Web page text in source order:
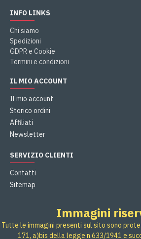
INFO LINKS
Chi siamo
Spedizioni
GDPR e Cookie
Termini e condizioni
IL MIO ACCOUNT
Il mio account
Storico ordini
Affiliati
Newsletter
SERVIZIO CLIENTI
Contatti
Sitemap
Immagini
Tutte le immagini presenti sul sito sono
171, a)bis della legge n.633/1941 e